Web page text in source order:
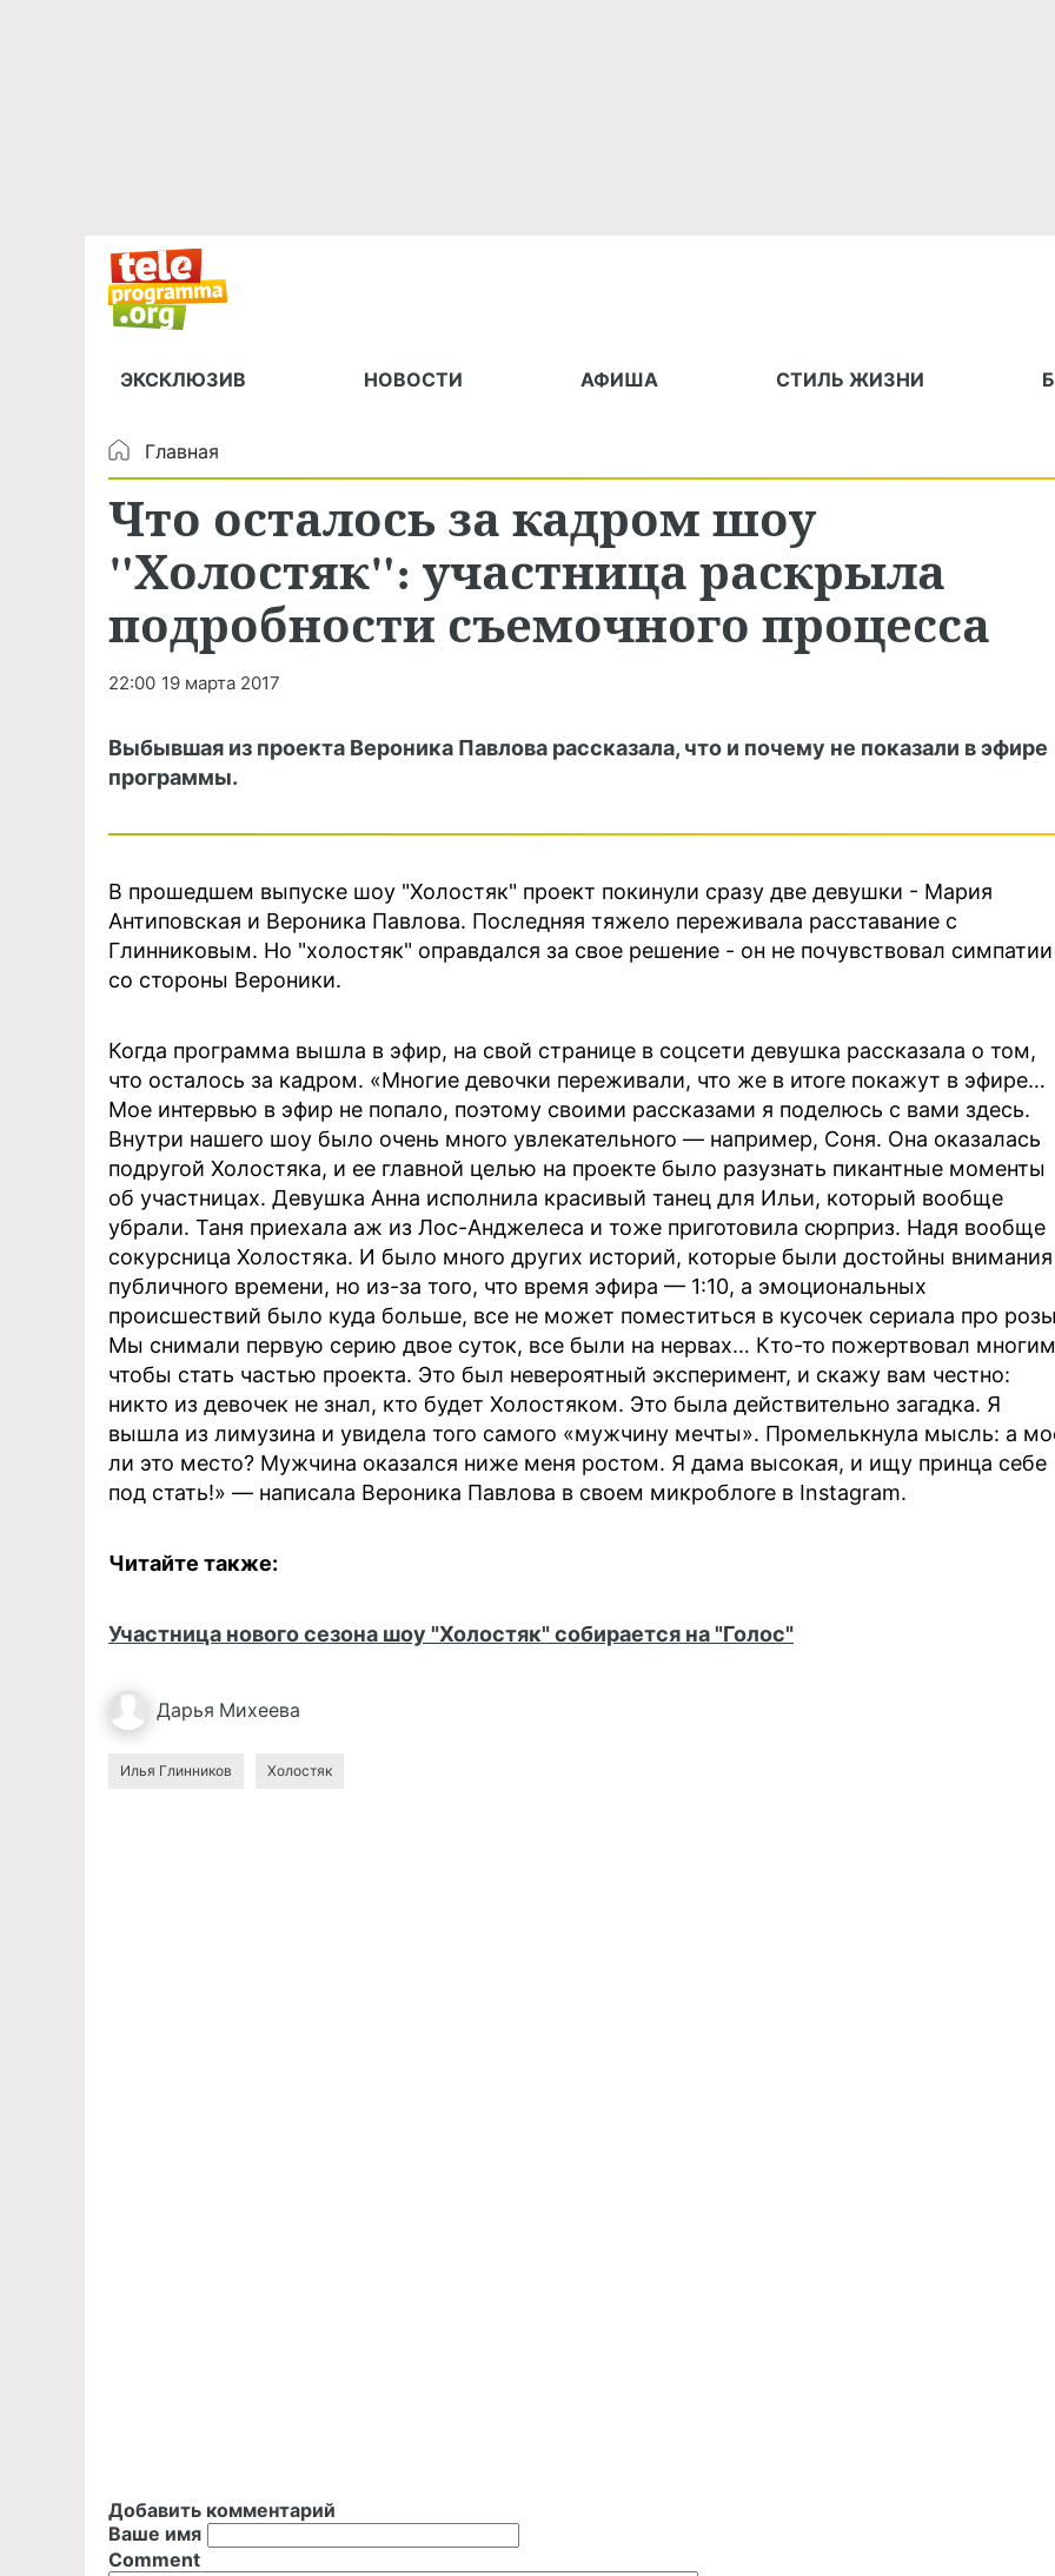
ЭКСКЛЮЗИВ НОВОСТИ АФИША СТИЛЬ ЖИЗНИ
Главная
Что осталось за кадром шоу
"Холостяк": участница раскрыла
подробности съемочного процесса
22:00 19 марта 2017
Выбывшая из проекта Вероника Павлова рассказала, что и почему не показали в эфире
программы.
В прошедшем выпуске шоу "Холостяк" проект покинули сразу две девушки - Мария
Антиповская и Вероника Павлова. Последняя тяжело переживала расставание с
Глинниковым. Но "холостяк" оправдался за свое решение - он не почувствовал симпатии
со стороны Вероники.
Когда программа вышла в эфир, на свой странице в соцсети девушка рассказала о том,
что осталось за кадром. «Многие девочки переживали, что же в итоге покажут в эфире…
Мое интервью в эфир не попало, поэтому своими рассказами я поделюсь с вами здесь.
Внутри нашего шоу было очень много увлекательного — например, Соня. Она оказалась
подругой Холостяка, и ее главной целью на проекте было разузнать пикантные моменты
об участницах. Девушка Анна исполнила красивый танец для Ильи, который вообще
убрали. Таня приехала аж из Лос-Анджелеса и тоже приготовила сюрприз. Надя вообще
сокурсница Холостяка. И было много других историй, которые были достойны
публичного времени, но из-за того, что время эфира — 1:10, а эмоциональных
происшествий было куда больше, все не может поместиться в кусочек сериала про
Мы снимали первую серию двое суток, все были на нервах… Кто-то пожертвовал
чтобы стать частью проекта. Это был невероятный эксперимент, и скажу вам честно:
никто из девочек не знал, кто будет Холостяком. Это была действительно загадка. Я
вышла из лимузина и увидела того самого «мужчину мечты». Промелькнула мысль: а
ли это место? Мужчина оказался ниже меня ростом. Я дама высокая, и ищу принца себе
под стать!» — написала Вероника Павлова в своем микроблоге в Instagram.
Читайте также:
Участница нового сезона шоу "Холостяк" собирается на "Голос"
Дарья Михеева
Илья Глинников Холостяк
Добавить комментарий
Ваше имя
Comment